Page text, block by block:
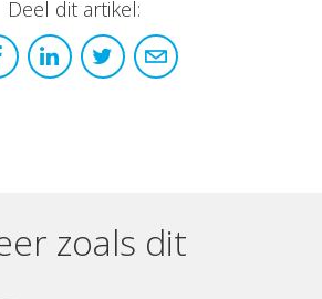
Deel dit artikel:
zoals dit